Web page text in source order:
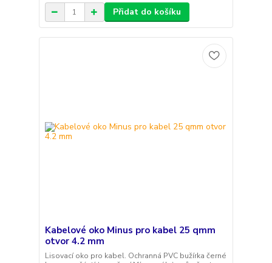
Přidat do košíku
Kabelové oko Minus pro kabel 25 qmm
otvor 4.2 mm
Lisovací oko pro kabel. Ochranná PVC bužírka černé